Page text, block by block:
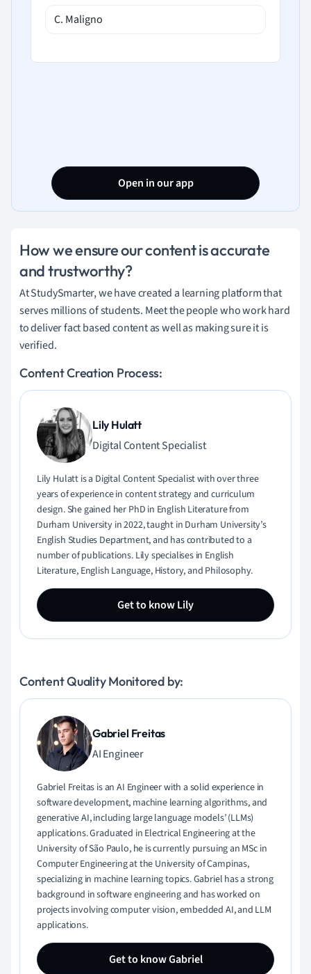
C. Maligno
Open in our app
How we ensure our content is accurate
and trustworthy?
At StudySmarter, we have created a learning platform that
serves millions of students. Meet the people who work hard
to deliver fact based content as well as making sure it is
verified.
Content Creation Process:
Lily Hulatt
Digital Content Specialist
Lily Hulatt is a Digital Content Specialist with over three
years of experience in content strategy and curriculum
design. She gained her PhD in English Literature from
Durham University in 2022, taught in Durham University’s
English Studies Department, and has contributed to a
number of publications. Lily specialises in English
Literature, English Language, History, and Philosophy.
Get to know Lily
Content Quality Monitored by:
Gabriel Freitas
AI Engineer
Gabriel Freitas is an AI Engineer with a solid experience in
software development, machine learning algorithms, and
generative AI, including large language models’ (LLMs)
applications. Graduated in Electrical Engineering at the
University of São Paulo, he is currently pursuing an MSc in
Computer Engineering at the University of Campinas,
specializing in machine learning topics. Gabriel has a strong
background in software engineering and has worked on
projects involving computer vision, embedded AI, and LLM
applications.
Get to know Gabriel